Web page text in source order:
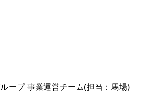
ープ 事業運営チーム(担当：馬場)